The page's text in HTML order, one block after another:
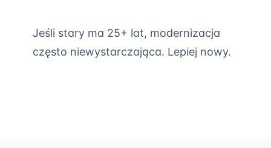
Jeśli stary ma 25+ lat, modernizacja
często niewystarczająca. Lepiej nowy.